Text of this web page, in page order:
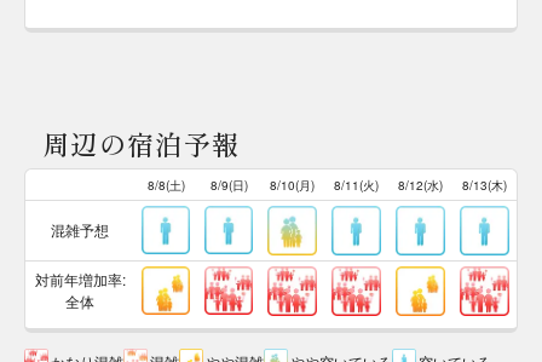
周辺の宿泊予報
8/8(土) 8/9(日) 8/10(月) 8/11(火) 8/12(水) 8/13(木)
混雑予想
対前年増加率:
全体